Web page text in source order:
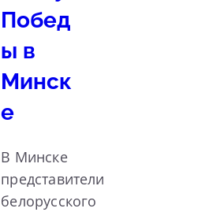
Побед
ы в
Минск
е
В Минске
представители
белорусского